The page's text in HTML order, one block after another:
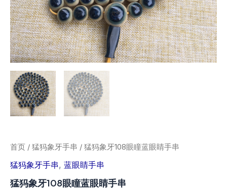
首页 / 猛犸象牙手串 / 猛犸象牙108眼瞳蓝眼睛手串
猛犸象牙手串, 蓝眼睛手串
猛犸象牙108眼瞳蓝眼睛手串